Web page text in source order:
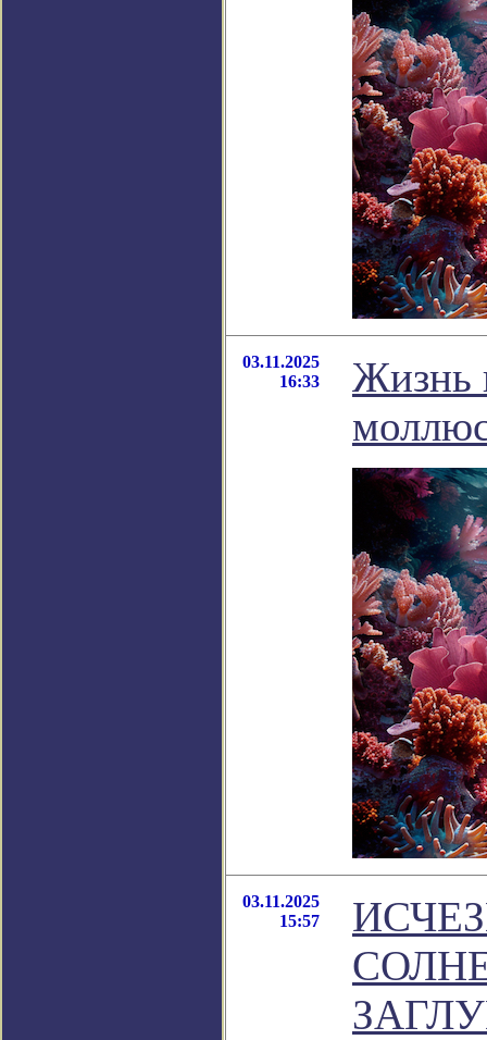
03.11.2025
16:33
Жизнь
03.11.2025
15:57